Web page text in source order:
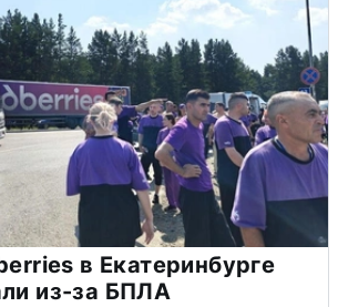
в Екатеринбурге
из-за БПЛА